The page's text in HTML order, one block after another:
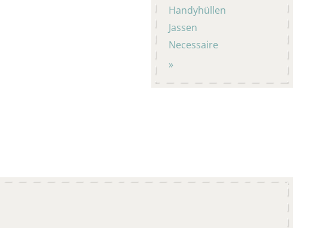
Handyhüllen
Jassen
Necessaire